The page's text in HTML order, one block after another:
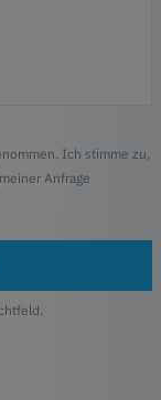
Ich stimme zu,
Anfrage